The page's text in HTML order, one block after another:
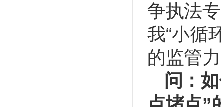
争执法
我“小循
的监管
问：